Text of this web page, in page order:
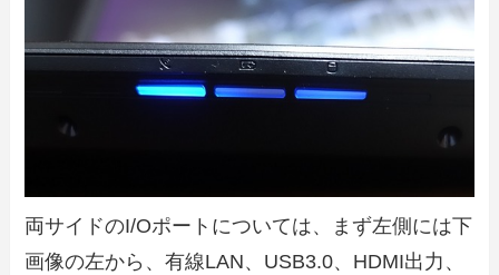
両サイドのI/Oポートについては、まず左側には下
画像の左から、有線LAN、USB3.0、HDMI出力、